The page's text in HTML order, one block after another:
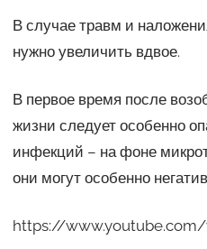
В случае травм и
нужно увеличить вдвое.
В первое время после
жизни следует особенно
инфекций – на фоне
они могут особенно
https://www.youtube.com/